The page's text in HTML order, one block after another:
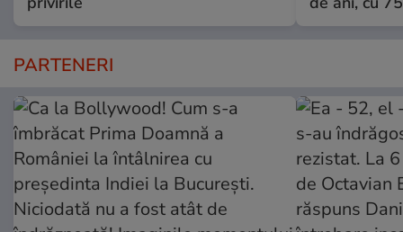
PARTENERI